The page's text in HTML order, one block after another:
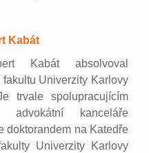
Kabát
Kabát absolvoval
fakultu Univerzity Karlovy
trvale spolupracujícím
advokátní kanceláře
doktorandem na Katedře
Univerzity Karlovy